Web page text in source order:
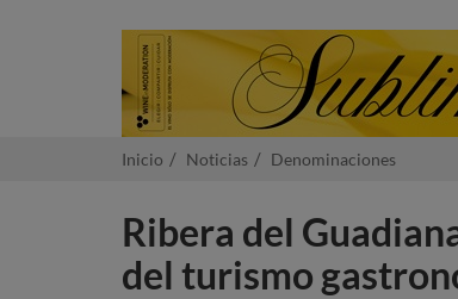
Inicio Noticias Denominaciones
Ribera del
del turismo